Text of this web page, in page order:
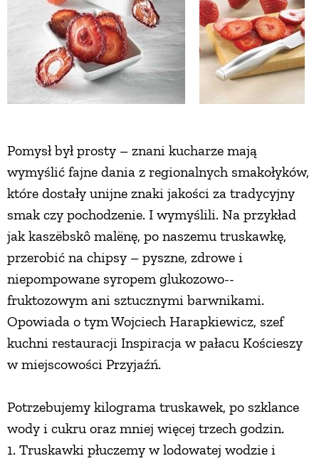
Pomysł był prosty – znani kucharze mają
wymyślić fajne dania z regionalnych smakołyków,
które dostały unijne znaki jakości za tradycyjny
smak czy pochodzenie. I wymyślili. Na przykład
jak kaszëbskô malënę, po naszemu truskawkę,
przerobić na chipsy – pyszne, zdrowe i
niepompowane syropem glukozowo--
fruktozowym ani sztucznymi barwnikami.
Opowiada o tym Wojciech Harapkiewicz, szef
kuchni restauracji Inspiracja w pałacu Kościeszy
w miejscowości Przyjaźń.
Potrzebujemy kilograma truskawek, po szklance
wody i cukru oraz mniej więcej trzech godzin.
1. Truskawki płuczemy w lodowatej wodzie i
ZWIERZĘTA W NATURZE
GRZYBY
RĘKODZIEŁO
RZEMIOSŁO
ZWYCZAJE
ZRÓB TO SAM
PRZEPISY
PRZYSTAWKI